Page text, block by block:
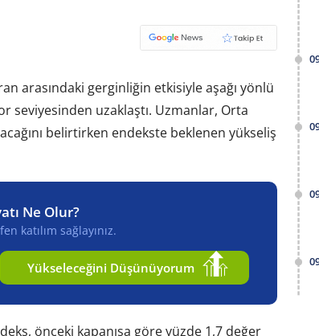
arasındaki gerginliğin etkisiyle aşağı yönlü
seviyesinden uzaklaştı. Uzmanlar, Orta
belirtirken endekste beklenen yükseliş
Ne Olur?
katılım sağlayınız.
Yükseleceğini Düşünüyorum
önceki kapanışa göre yüzde 1,7 değer